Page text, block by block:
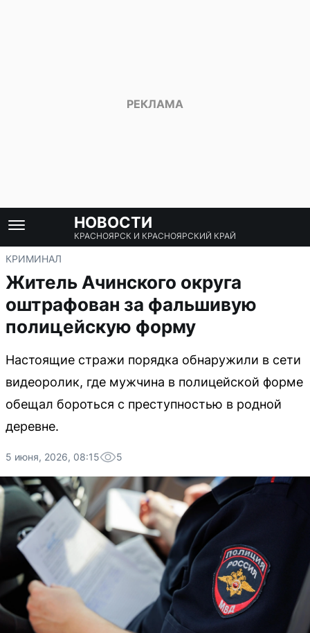
НОВОСТИ
КРАСНОЯРСК И КРАСНОЯРСКИЙ КРАЙ
КРИМИНАЛ
Житель Ачинского округа
оштрафован за фальшивую
полицейскую форму
Настоящие стражи порядка обнаружили в сети
видеоролик, где мужчина в полицейской форме
обещал бороться с преступностью в родной
деревне.
5 июня, 2026, 08:15 5